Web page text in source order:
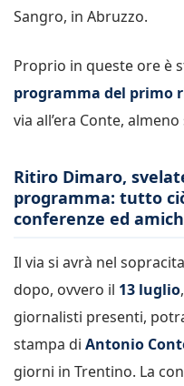
Sangro, in Abruzzo.
Proprio in queste ore è
programma del primo
via all’era Conte,
Ritiro Dimaro,
programma: tutto
conferenze ed
Il via si avrà nel
dopo, ovvero il 13 luglio
giornalisti presenti,
stampa di Antonio
giorni in Trentino. La